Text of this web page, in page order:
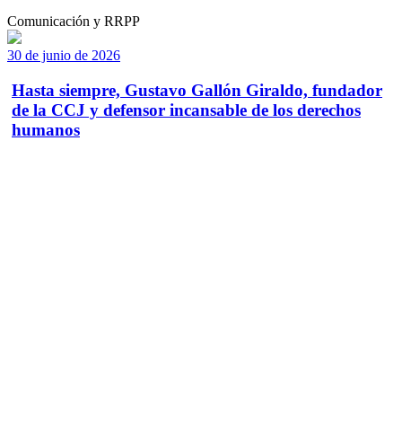
Comunicación y RRPP
30 de junio de 2026
Hasta siempre, Gustavo Gallón Giraldo, fundador
de la CCJ y defensor incansable de los derechos
humanos